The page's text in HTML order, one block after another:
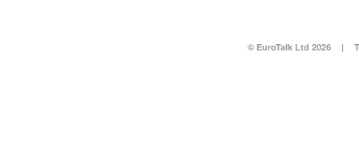
© EuroTalk Ltd 2026 |